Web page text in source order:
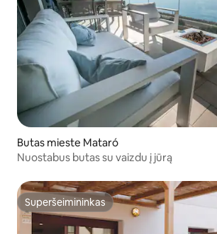
Butas mieste Mataró
Nuostabus butas su vaizdu į jūrą
Superšeimininkas
Superšeimininkas